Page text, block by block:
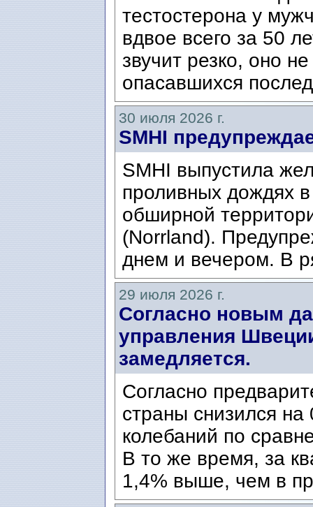
тестостерона у
вдвое всего за 50
звучит резко, оно
опасавшихся
30 июля 2026 г.
SMHI
SMHI выпустила
проливных дождях
обширной
(Norrland).
днем ​​и вечером. В
29 июля 2026 г.
Согласно новым
управления
замедляется.
Согласно
страны снизился
колебаний по
В то же время, за
1,4% выше, чем в